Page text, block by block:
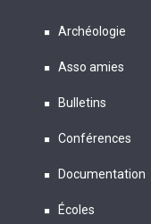
Archéologie
Asso amies
Bulletins
Conférences
Documentation
Écoles